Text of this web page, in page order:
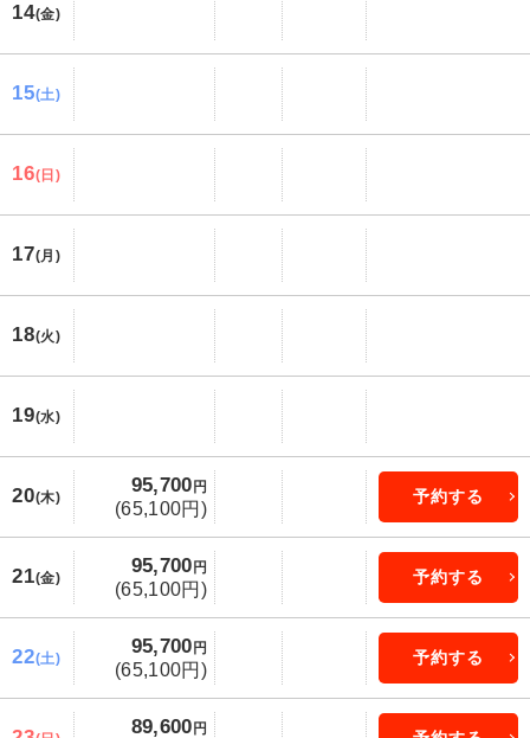
14(金)
15(土)
16(日)
17(月)
18(火)
19(水)
20(木)
95,700 円
(65,100円)
予約する
21(金)
95,700 円
(65,100円)
予約する
22(土)
95,700 円
(65,100円)
予約する
89,600 円